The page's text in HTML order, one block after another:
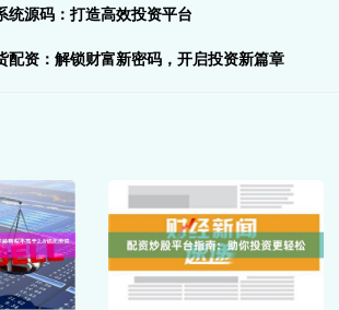
统源码：打造高效投资平台
配资：解锁财富新密码，开启投资新篇章